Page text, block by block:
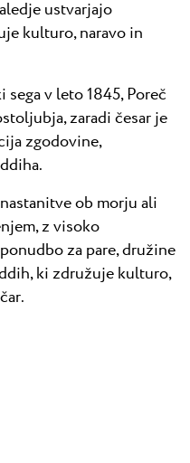
ustvarjajo
kulturo, naravo in
v leto 1845, Poreč
zaradi česar je
zgodovine,
ob morju ali
z visoko
za pare, družine
ki združuje kulturo,